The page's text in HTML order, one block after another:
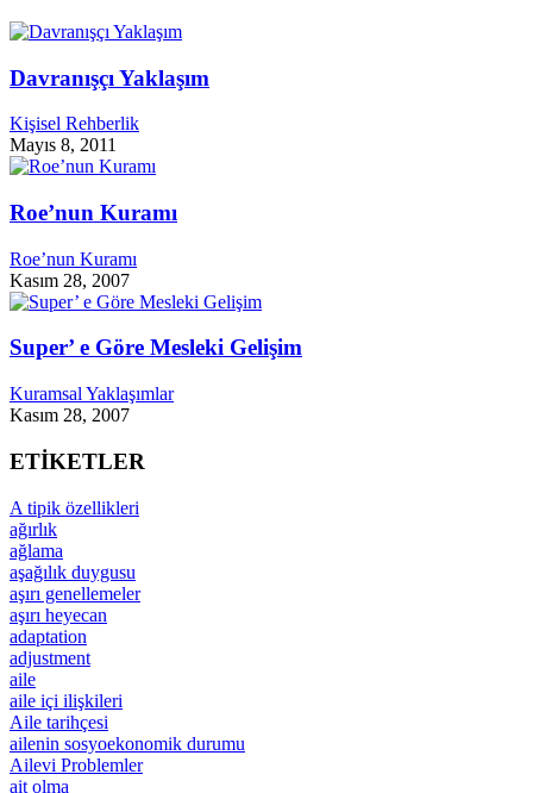
Davranışçı Yaklaşım
Kişisel Rehberlik
Mayıs 8, 2011
Roe’nun Kuramı
Roe’nun Kuramı
Kasım 28, 2007
Super’ e Göre Mesleki Gelişim
Kuramsal Yaklaşımlar
Kasım 28, 2007
ETİKETLER
A tipik özellikleri
ağırlık
ağlama
aşağılık duygusu
aşırı genellemeler
aşırı heyecan
adaptation
adjustment
aile
aile içi ilişkileri
Aile tarihçesi
ailenin sosyoekonomik durumu
Ailevi Problemler
ait olma